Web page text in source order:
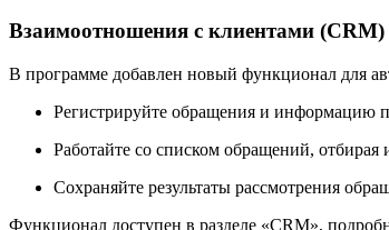
Взаимоотношения с клиентами (CRM)
В программе добавлен новый функционал для
Регистрируйте обращения и информацию
Работайте со списком обращений,
Сохраняйте результаты рассмотрения
Функционал доступен в разделе «CRM»,